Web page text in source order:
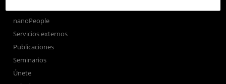
nanoPeople
Servicios externos
Publicaciones
Seminarios
Únete